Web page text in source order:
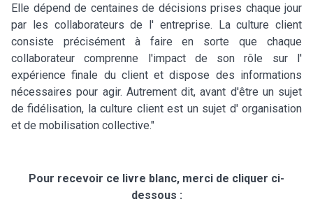
Elle dépend de centaines de décisions prises chaque jour
par les collaborateurs de l' entreprise. La culture client
consiste précisément à faire en sorte que chaque
collaborateur comprenne l'impact de son rôle sur l'
expérience finale du client et dispose des informations
nécessaires pour agir. Autrement dit, avant d'être un sujet
de fidélisation, la culture client est un sujet d' organisation
et de mobilisation collective."
Pour recevoir ce livre blanc, merci de cliquer ci-
dessous :